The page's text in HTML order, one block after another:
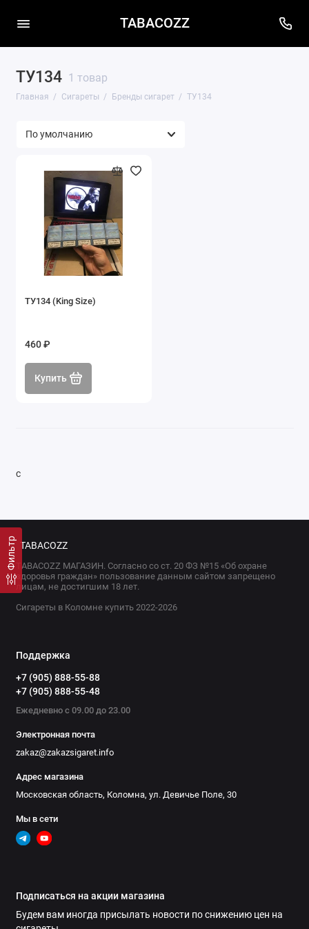
TABACOZZ
ТУ134 1 товар
Главная Сигареты Бренды сигарет ТУ134
Фильтр
ТУ134 (King Size)
460 ₽
Купить
с
TABACOZZ
TABACOZZ МАГАЗИН. Согласно со ст. 20 ФЗ №15 «Об охране
здоровья граждан» пользование данным сайтом запрещено
лицам, не достигшим 18 лет.
Сигареты в Коломне купить 2022-2026
Поддержка
+7 (905) 888-55-88
+7 (905) 888-55-48
Ежедневно с 09.00 до 23.00
Электронная почта
zakaz@zakazsigaret.info
Адрес магазина
Московская область, Коломна, ул. Девичье Поле, 30
Мы в сети
Подписаться на акции магазина
Будем вам иногда присылать новости по снижению цен на